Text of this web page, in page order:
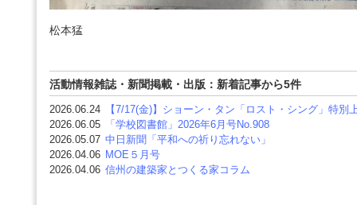
松本猛
活動情報雑誌・新聞掲載・出版：新着記事から5件
2026.06.24
【7/17(金)】ショーン・タン「ロスト・シング」特別
2026.06.05
「学校図書館」2026年6月号No.908
2026.05.07 中日新聞「平和への祈り忘れない」
2026.04.06 MOE５月号
2026.04.06 信州の建築家とつくる家コラム